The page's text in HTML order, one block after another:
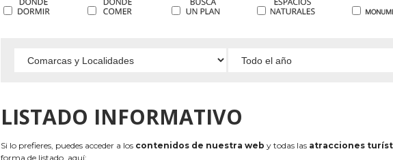
LISTADO INFORMATIVO
Si lo prefieres, puedes acceder a los contenidos de nuestra web y todas las atracciones
forma de listado, aquí: